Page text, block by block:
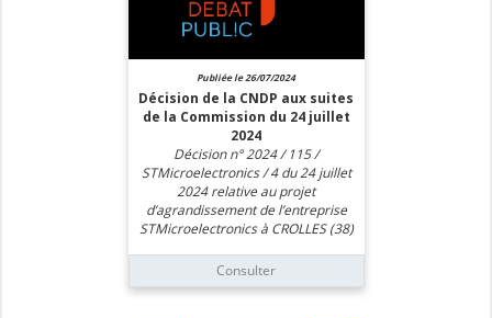
Publiée le 26/07/2024
Décision de la CNDP aux suites
de la Commission du 24 juillet
2024
Décision n° 2024 / 115 /
STMicroelectronics / 4 du 24 juillet
2024 relative au projet
d’agrandissement de l’entreprise
STMicroelectronics à CROLLES (38)
Consulter